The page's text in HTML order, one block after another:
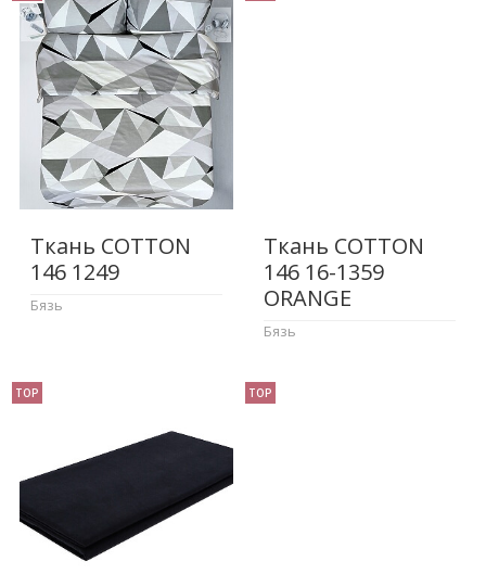
Ткань COTTON
146 1249
Бязь
Ткань COTTON
146 16-1359
ORANGE
Бязь
TOP TOP